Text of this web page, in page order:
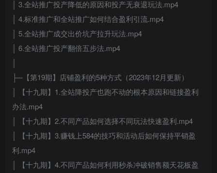
│ 3.全站推广投产降低的原因和投产无衰退玩法.mp4
│ 4.标准推广和全站推广如何结合盈利引流.mp4
│ 5.全站推广成交出价坑产拉升玩法.mp4
│ 6.全站推广投产翻倍五步法.mp4
│
├─【第19期】店铺盈利的5种方式（2023年12月更新）
│ 【十九期】1.全站降投产也跑不动的根本原因和链接盈利
办法.mp4
│ 【十九期】2.不同产品如何选择不同玩法快速盈利.mp4
│ 【十九期】3.赚钱上584的技巧和活动后如何保持平销盈
利.mp4
│ 【十九期】4.不同产品如何利用秒杀冲破销售额天花板盈